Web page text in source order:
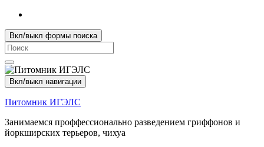
Вкл/выкл формы поиска
Search
for:
Вкл/выкл навигации
Питомник ИГЭЛС
Занимаемся проффессионально разведением гриффонов и
йоркширских терьеров, чихуа